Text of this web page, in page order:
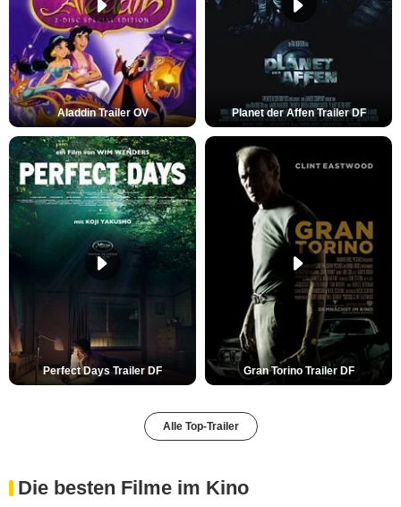
Aladdin Trailer OV Planet der Affen Trailer DF
Perfect Days Trailer DF Gran Torino Trailer DF
Alle Top-Trailer
Die besten Filme im Kino